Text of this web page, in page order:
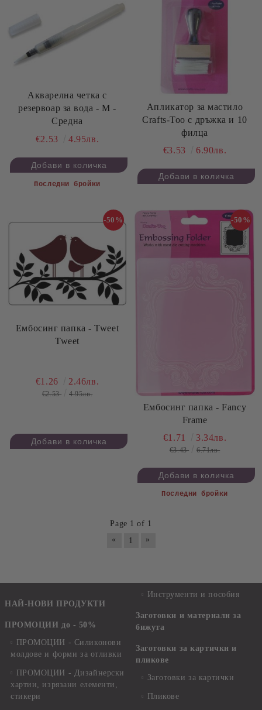
Акварелна четкa с
резервоар за вода - M -
Средна
€2.53
4.95лв.
Последни бройки
Апликатор за мастило
Crafts-Too с дръжка и 10
филца
€3.53
6.90лв.
Ембосинг папка - Tweet
Tweet
-50%
€1.26 2.46лв.
€2.53 4.95лв.
Ембосинг папка - Fancy
Frame
-50%
€1.71 3.34лв.
€3.43 6.71лв.
Последни бройки
Page 1 of 1
«
1 »
НАЙ-НОВИ ПРОДУКТИ
ПРОМОЦИИ до - 50%
ПРОМОЦИИ - Силиконови
молдове и форми за отливки
ПРОМОЦИИ - Дизайнерски
хартии, изрязани елементи,
стикери
Инструменти и пособия
Заготовки и материали за
бижута
Заготовки за картички и
пликове
Заготовки за картички
Пликове